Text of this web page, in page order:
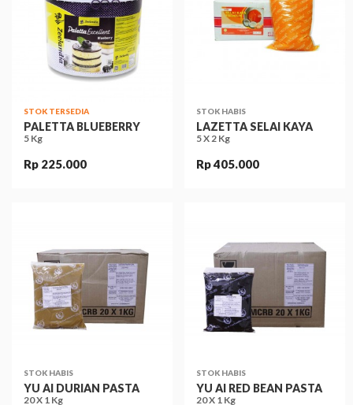
STOK TERSEDIA
PALETTA BLUEBERRY
5 Kg
Rp 225.000
STOK HABIS
LAZETTA SELAI KAYA
5 X 2 Kg
Rp 405.000
STOK HABIS
YU AI DURIAN PASTA
20 X 1 Kg
STOK HABIS
YU AI RED BEAN PASTA
20 X 1 Kg